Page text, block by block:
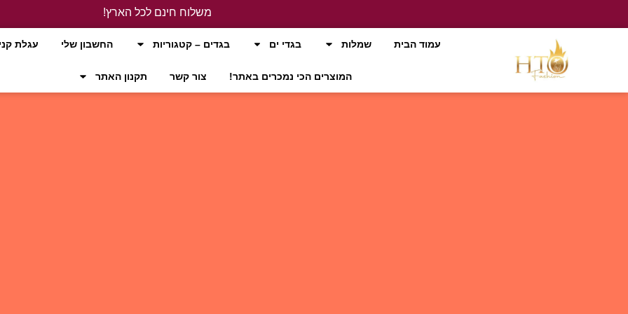
משלוח חינם לכל הארץ!
עמוד הבית
שמלות בגדי ים בגדים – קטגוריות החשבון שלי עגלת
המוצרים הכי נמכרים באתר! צור קשר תקנון האתר